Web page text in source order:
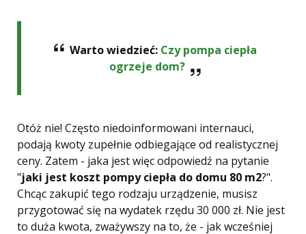
Warto wiedzieć: Czy pompa ciepła
ogrzeje dom?
Otóż nie! Często niedoinformowani internauci,
podają kwoty zupełnie odbiegające od realistycznej
ceny. Zatem - jaka jest więc odpowiedź na pytanie
"jaki jest koszt pompy ciepła do domu 80 m2?".
Chcąc zakupić tego rodzaju urządzenie, musisz
przygotować się na wydatek rzędu 30 000 zł. Nie jest
to duża kwota, zważywszy na to, że - jak wcześniej